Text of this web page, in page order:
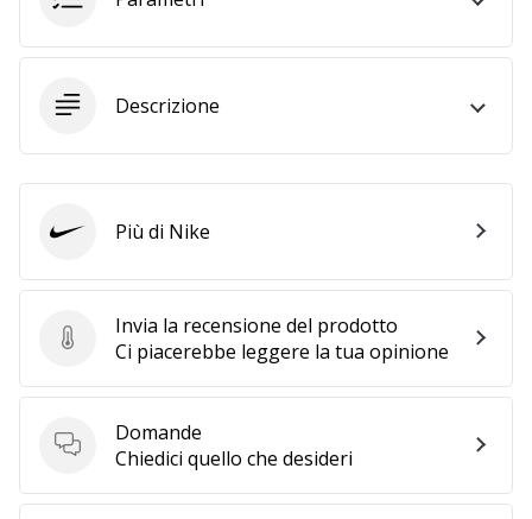
Descrizione
Invia la recensione del prodotto
Invia la recensione del prodotto
Ci piacerebbe leggere la tua opinione
Domande
Domande
Chiedici quello che desideri
Nike Più di Nike